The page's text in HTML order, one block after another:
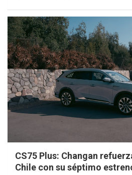
CS75 Plus: Changan
Chile con su séptimo